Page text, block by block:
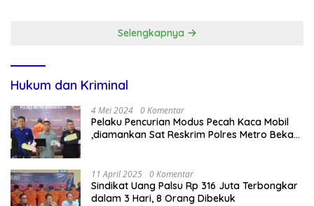
Selengkapnya
Hukum dan Kriminal
4 Mei 2024 0 Komentar
Pelaku Pencurian Modus Pecah Kaca Mobil
,diamankan Sat Reskrim Polres Metro Bekasi
11 April 2025 0 Komentar
Sindikat Uang Palsu Rp 316 Juta Terbongkar
dalam 3 Hari, 8 Orang Dibekuk